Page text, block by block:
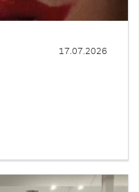
17.07.2026